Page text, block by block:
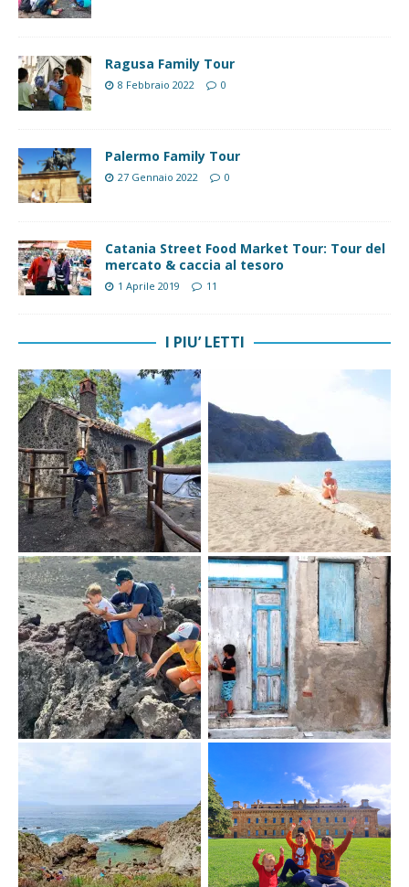
Ragusa Family Tour
8 Febbraio 2022 0
Palermo Family Tour
27 Gennaio 2022 0
Catania Street Food Market Tour: Tour del
mercato & caccia al tesoro
1 Aprile 2019 11
I PIU’ LETTI